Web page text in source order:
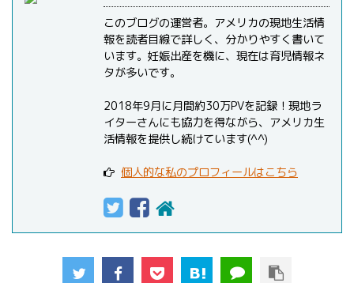
このブログの運営者。アメリカの現地生活情
報を読者目線で詳しく、分かりやすく書いて
います。妊娠出産を機に、現在は育児情報ネ
タが多いです。
2018年9月に月間約30万PVを記録！現地ラ
イターさんにも協力を得ながら、アメリカ生
活情報を提供し続けています(^^)
個人的な私のプロフィールはこちら